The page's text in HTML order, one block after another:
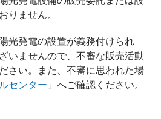
りません。
光発電の設置が義務付けられ
いませんので、不審な販売活動
さい。また、不審に思われた場
センター 」へご確認ください。